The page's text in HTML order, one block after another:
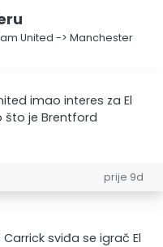
United -> Manchester
imao interes za El
što je Brentford
prije 9d
sviđa se igrač El